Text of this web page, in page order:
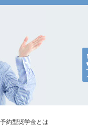
約型奨学金とは